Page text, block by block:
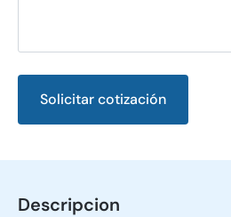
Solicitar cotización
Descripcion